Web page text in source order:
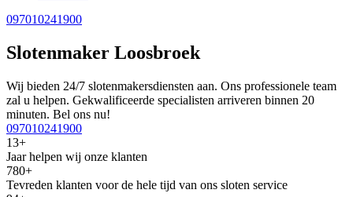
097010241900
Slotenmaker Loosbroek
Wij bieden 24/7 slotenmakersdiensten aan. Ons professionele team
zal u helpen. Gekwalificeerde specialisten arriveren binnen 20
minuten. Bel ons nu!
097010241900
13+
Jaar helpen wij onze klanten
780+
Tevreden klanten voor de hele tijd van ons sloten service